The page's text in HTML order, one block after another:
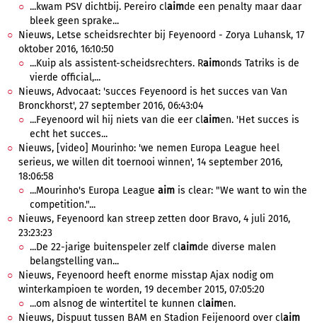
...kwam PSV dichtbij. Pereiro claimde een penalty maar daar
bleek geen sprake...
Nieuws, Letse scheidsrechter bij Feyenoord - Zorya Luhansk, 17
oktober 2016, 16:10:50
...Kuip als assistent-scheidsrechters. Raimonds Tatriks is de
vierde official,...
Nieuws, Advocaat: 'succes Feyenoord is het succes van Van
Bronckhorst', 27 september 2016, 06:43:04
...Feyenoord wil hij niets van die eer claimen. 'Het succes is
echt het succes...
Nieuws, [video] Mourinho: 'we nemen Europa League heel
serieus, we willen dit toernooi winnen', 14 september 2016,
18:06:58
...Mourinho's Europa League aim is clear: "We want to win the
competition."...
Nieuws, Feyenoord kan streep zetten door Bravo, 4 juli 2016,
23:23:23
...De 22-jarige buitenspeler zelf claimde diverse malen
belangstelling van...
Nieuws, Feyenoord heeft enorme misstap Ajax nodig om
winterkampioen te worden, 19 december 2015, 07:05:20
...om alsnog de wintertitel te kunnen claimen.
Nieuws, Dispuut tussen BAM en Stadion Feijenoord over claim